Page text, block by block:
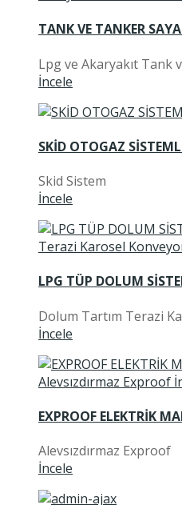
TANK VE TANKER
Lpg ve Akaryakıt Tank
İncele
SKİD OTOGAZ
Skid Sistem
İncele
LPG TÜP DOLUM
Dolum Tartım Terazi
İncele
EXPROOF ELEKTRİK
Alevsızdırmaz Exproof
İncele